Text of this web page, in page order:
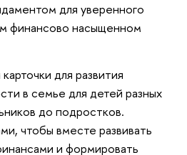
для уверенного
финансово насыщенном
для развития
в семье для детей разных
до подростков.
чтобы вместе развивать
и формировать